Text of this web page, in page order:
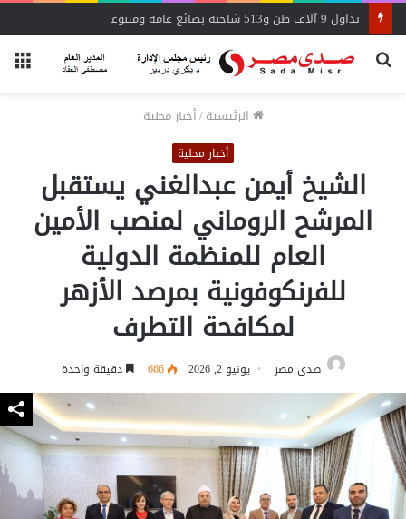
بحث
الرئيسية/أخبار محلية
أخبار محلية
الشيخ أيمن عبدالغني يستقبل
المرشح الروماني لمنصب الأمين
العام للمنظمة الدولية
للفرنكوفونية بمرصد الأزهر
لمكافحة التطرف
صدى مصر يونيو 2, 2026 666 دقيقة واحدة